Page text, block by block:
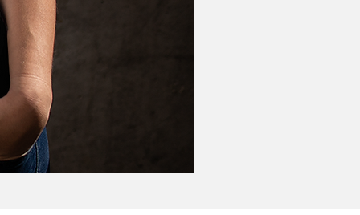
Camiseta Classic Logo RRC